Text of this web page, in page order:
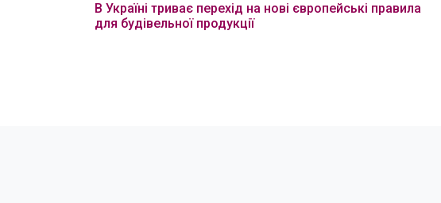
В Україні триває перехід на нові європейські правила
для будівельної продукції